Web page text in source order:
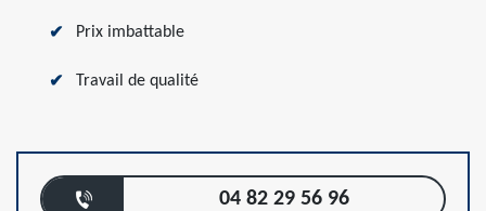
Prix imbattable
Travail de qualité
04 82 29 56 96